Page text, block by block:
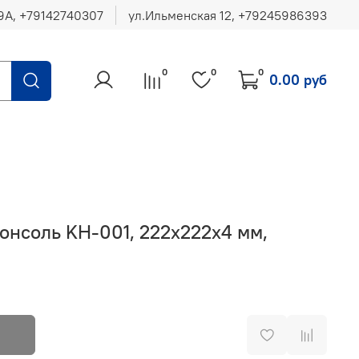
ул.Ильменская 12, ‪+79245986393
0 0 0 0.00 руб
KH-001, 222х222x4 мм,